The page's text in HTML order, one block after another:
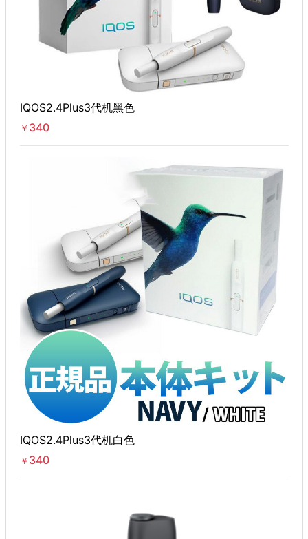
IQOS2.4Plus3代机黑色
￥ 340
IQOS2.4Plus3代机白色
￥ 340